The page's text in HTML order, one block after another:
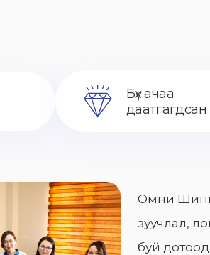
Бүх ачаа
даатгагдсан
Омни
зуучлал,
буй